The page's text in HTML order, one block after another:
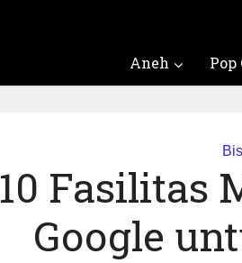
Aneh Pop
10 Fasilitas
Google